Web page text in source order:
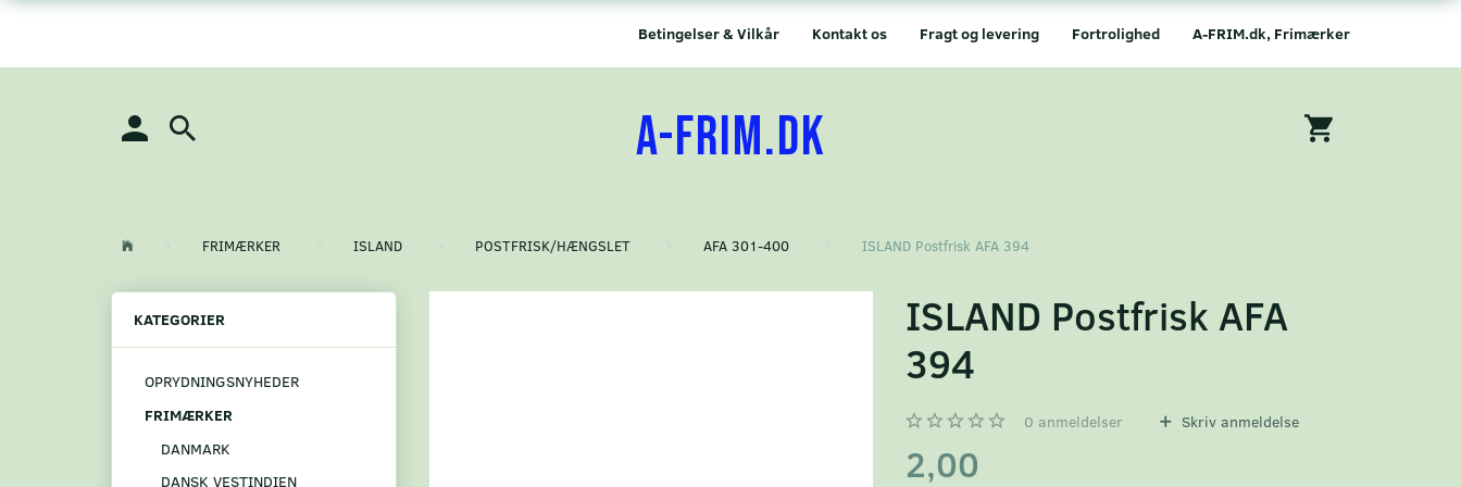
A-FRIM.dk, Frimærker
Fortrolighed
Fragt og levering
Kontakt os
Betingelser & Vilkår
A-FRIM.DK
FRIMÆRKER ISLAND POSTFRISK/HÆNGSLET AFA 301-400 ISLAND Postfrisk AFA 394
KATEGORIER
OPRYDNINGSNYHEDER
FRIMÆRKER
DANMARK
DANSK VESTINDIEN
ISLAND Postfrisk AFA
394
0 anmeldelser Skriv anmeldelse
2,00